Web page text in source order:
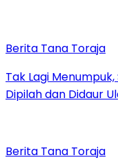
Berita Tana Toraja
Tak Lagi
Dipilah dan Didaur
Berita Tana Toraja